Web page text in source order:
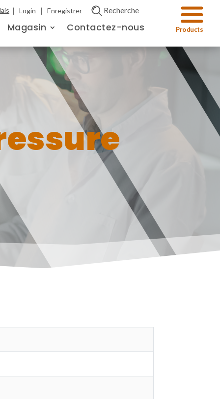
| Login | Enregistrer Recherche
Magasin Contactez-nous